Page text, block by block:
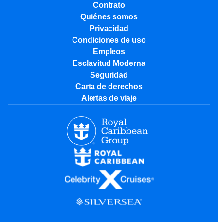
Contrato
Quiénes somos
Privacidad
Condiciones de uso
Empleos
Esclavitud Moderna
Seguridad
Carta de derechos
Alertas de viaje